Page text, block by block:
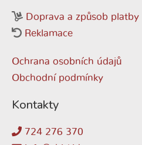
Doprava a způsob platby
Reklamace
Ochrana osobních údajů
Obchodní podmínky
Kontakty
724 276 370